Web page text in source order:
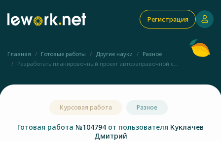
Регистрация
Главная Готовые работы Другие науки
Разное
Разработать планировочный проект автозаправочной с...
Курсовая работа Разное
Готовая работа №104794 от пользователя Куклачев
Дмитрий